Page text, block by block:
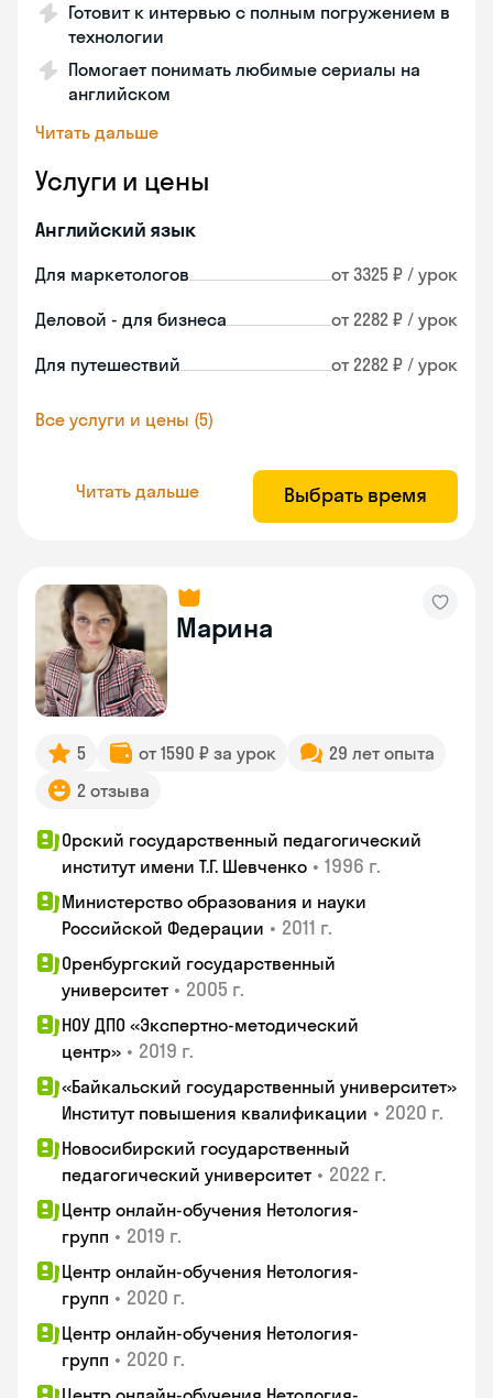
Готовит к интервью с полным погружением в
технологии
Помогает понимать любимые сериалы на
английском
Читать дальше
Услуги и цены
Английский язык
Для маркетологов от 3325 ₽ / урок
Деловой - для бизнеса от 2282 ₽ / урок
Для путешествий от 2282 ₽ / урок
Все услуги и цены (5)
Читать дальше Выбрать время
Марина
5 от 1590 ₽ за урок
29 лет опыта
2 отзыва
Орский государственный педагогический
институт имени Т.Г. Шевченко • 1996 г.
Министерство образования и науки
Российской Федерации • 2011 г.
Оренбургский государственный
университет • 2005 г.
НОУ ДПО «Экспертно-методический
центр» • 2019 г.
«Байкальский государственный университет»
Институт повышения квалификации • 2020 г.
Новосибирский государственный
педагогический университет • 2022 г.
Центр онлайн-обучения Нетология-
групп • 2019 г.
Центр онлайн-обучения Нетология-
групп • 2020 г.
Центр онлайн-обучения Нетология-
групп • 2020 г.